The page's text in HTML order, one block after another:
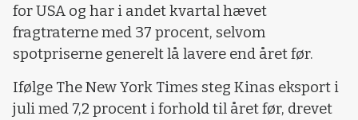
for USA og har i andet kvartal hævet
fragtraterne med 37 procent, selvom
spotpriserne generelt lå lavere end året før.
Ifølge The New York Times steg Kinas eksport i
juli med 7,2 procent i forhold til året før, drevet